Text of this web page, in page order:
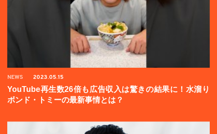
NEWS 2023.05.15
YouTube再生数26倍も広告収入は驚きの結果に！水溜り
ボンド・トミーの最新事情とは？